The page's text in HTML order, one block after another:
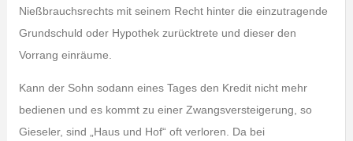
Nießbrauchsrechts mit seinem Recht hinter die einzutragende
Grundschuld oder Hypothek zurücktrete und dieser den
Vorrang einräume.
Kann der Sohn sodann eines Tages den Kredit nicht mehr
bedienen und es kommt zu einer Zwangsversteigerung, so
Gieseler, sind „Haus und Hof“ oft verloren. Da bei